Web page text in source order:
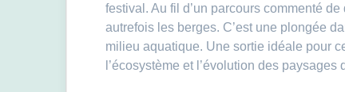
festival. Au fil d’un parcours commenté
autrefois les berges. C’est une plongée
milieu aquatique. Une sortie idéale pour
l’écosystème et l’évolution des